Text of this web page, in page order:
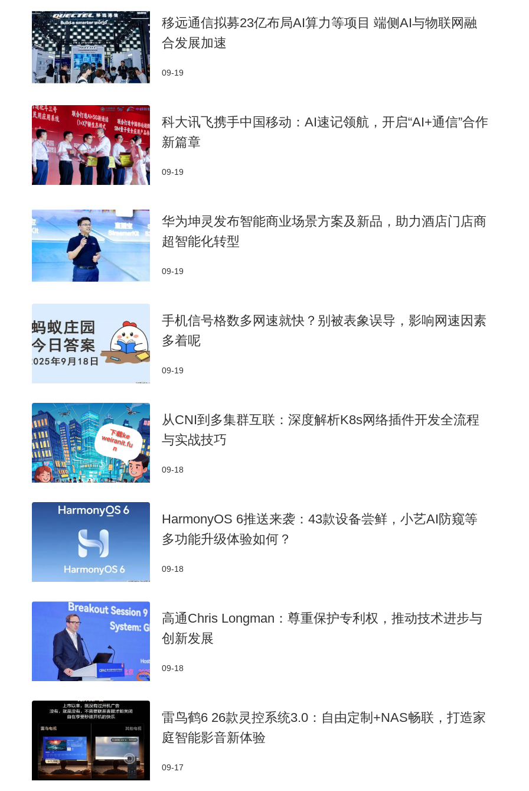
移远通信拟募23亿布局AI算力等项目 端侧AI与物联网融
合发展加速
09-19
科大讯飞携手中国移动：AI速记领航，开启“AI+通信”合作
新篇章
09-19
华为坤灵发布智能商业场景方案及新品，助力酒店门店商
超智能化转型
09-19
手机信号格数多网速就快？别被表象误导，影响网速因素
多着呢
09-19
从CNI到多集群互联：深度解析K8s网络插件开发全流程
与实战技巧
09-18
HarmonyOS 6推送来袭：43款设备尝鲜，小艺AI防窥等
多功能升级体验如何？
09-18
高通Chris Longman：尊重保护专利权，推动技术进步与
创新发展
09-18
雷鸟鹤6 26款灵控系统3.0：自由定制+NAS畅联，打造家
庭智能影音新体验
09-17